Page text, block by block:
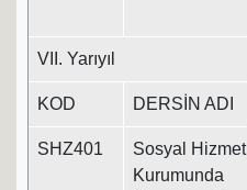
VII. Yarıyıl
KOD DERSİN ADI
SHZ401
Sosyal Hizmet
Kurumunda